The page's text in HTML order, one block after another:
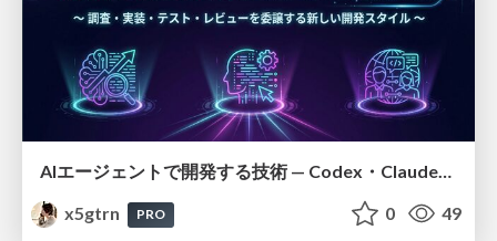
AIエージェントで開発する技術 — Codex・Claude_Code・Cowork 実践ガイド
x5gtrn
PRO 0 49